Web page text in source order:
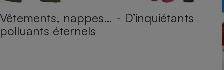
Vêtements, nappes… - D’inquiétants
polluants éternels